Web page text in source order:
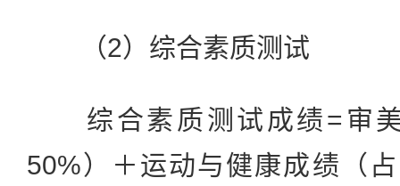
（2）综合素质测试
综合素质测试成绩=审美
50%）＋运动与健康成绩（